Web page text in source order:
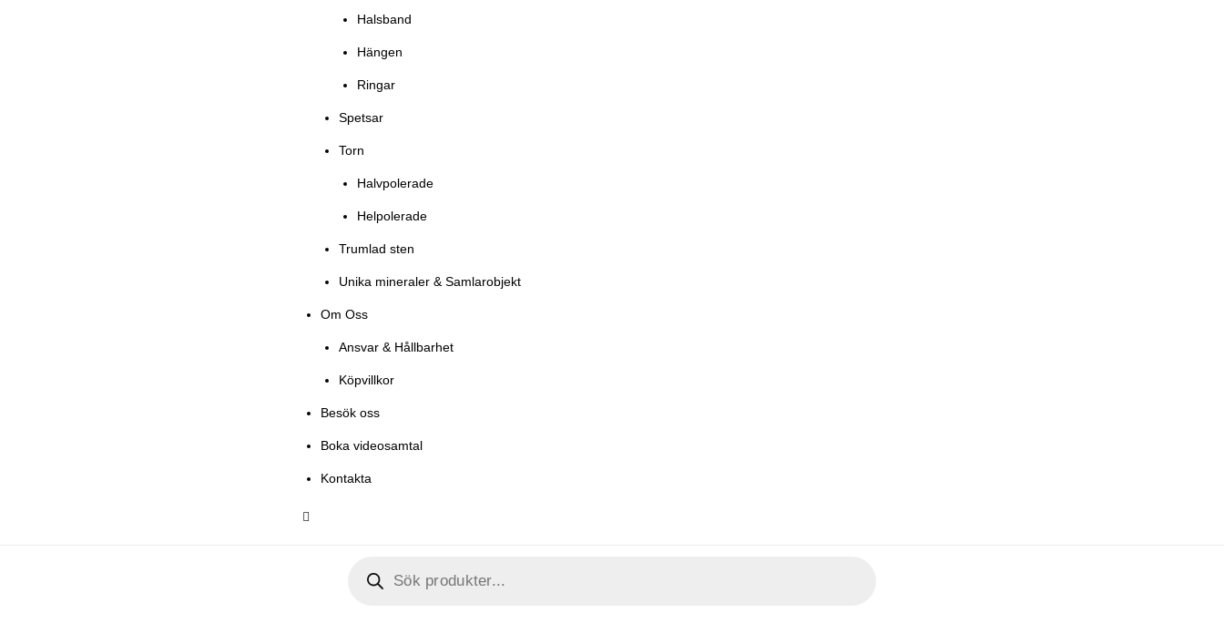
Halsband
Hängen
Ringar
Spetsar
Torn
Halvpolerade
Helpolerade
Trumlad sten
Unika mineraler & Samlarobjekt
Om Oss
Ansvar & Hållbarhet
Köpvillkor
Besök oss
Boka videosamtal
Kontakta